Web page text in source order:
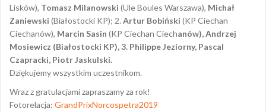
Lisków), Tomasz Milanowski (Ule Boules Warszawa), Michał
Zaniewski (Białostocki KP); 2. Artur Bobiński (KP Ciechan
Ciechanów), Marcin Sasin (KP Ciechan Ciechanów), Andrzej
Mosiewicz (Białostocki KP), 3. Philippe Jeziorny, Pascal
Czapracki, Piotr Jaskulski.
Dziękujemy wszystkim uczestnikom.
Wraz z gratulacjami zapraszamy za rok!
Fotorelacja: GrandPrixNorcospetra2019